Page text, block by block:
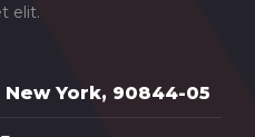
elit.
York, 90844-05